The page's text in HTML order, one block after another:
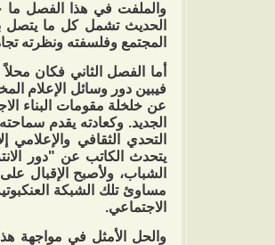
والملفت في هذا الفصل ما
الحديث تشمل كل ما يتصل
المجتمع وفلسفته ونظرته
أما الفصل الثاني فكان
فيبين دور وسائل الإعلام
عن خلخلة مقومات البناء
الجديد. وكعادته يقدم
التحدي الثقافي والإعلامي
يتحدث الكاتب عن "دور
الشباب، ولأصبح الإقبال
مساوئ تلك الشبكة
الاجتماعي.
والحل الأمثل في مواجهة